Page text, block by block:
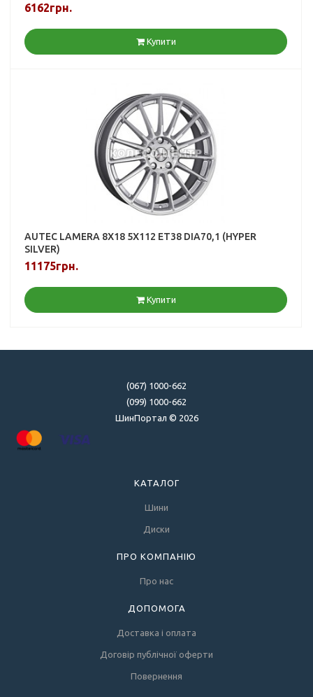
6162грн.
Купити
AUTEC LAMERA 8X18 5X112 ET38 DIA70,1 (HYPER
SILVER)
11175грн.
Купити
(067) 1000-662
(099) 1000-662
ШинПортал © 2026
КАТАЛОГ
Шини
Диски
ПРО КОМПАНІЮ
Про нас
ДОПОМОГА
Доставка і оплата
Договір публічної оферти
Повернення